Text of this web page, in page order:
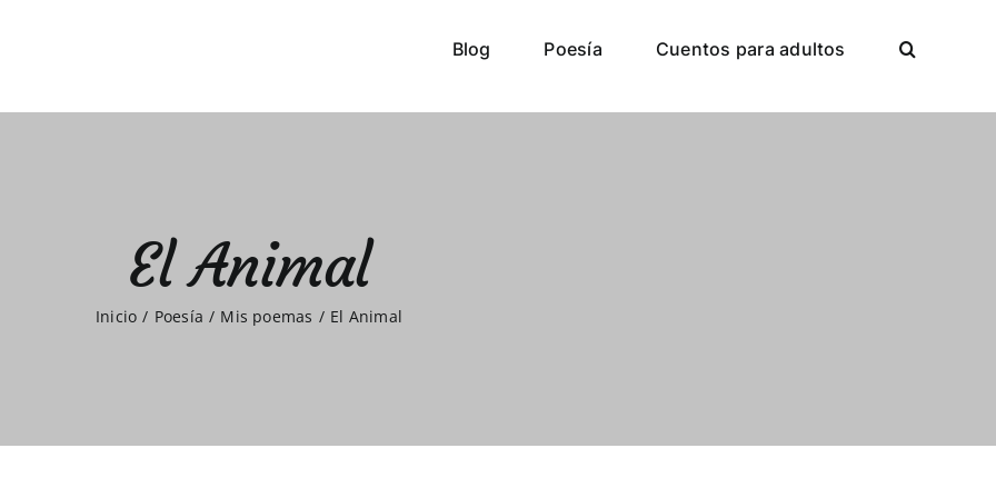
Blog Poesía Cuentos para adultos
El Animal
Inicio Poesía Mis poemas El Animal